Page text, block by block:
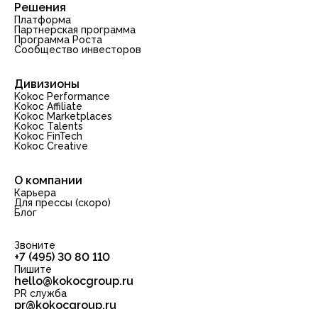
Решения
Платформа
Партнерская программа
Программа Роста
Сообщество инвесторов
Дивизионы
Kokoc Performance
Kokoc Affiliate
Kokoc Marketplaces
Kokoc Talents
Kokoc FinTech
Kokoc Creative
О компании
Карьера
Для прессы (скоро)
Блог
Звоните
+7 (495) 30 80 110
Пишите
hello@kokocgroup.ru
PR служба
pr@kokocgroup.ru